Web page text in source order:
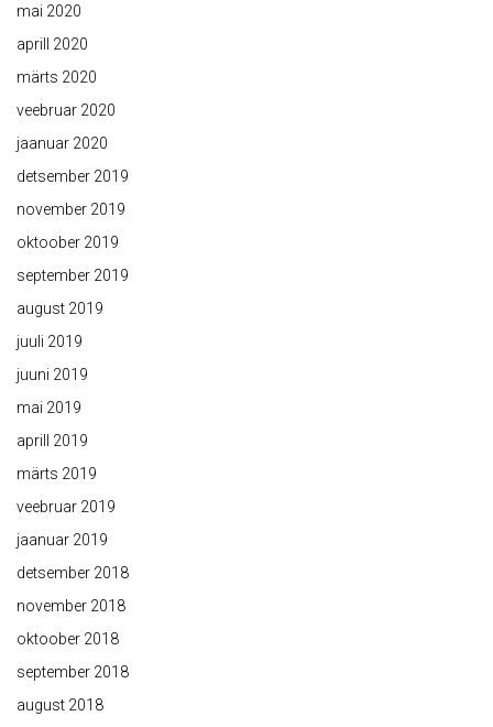
mai 2020
aprill 2020
märts 2020
veebruar 2020
jaanuar 2020
detsember 2019
november 2019
oktoober 2019
september 2019
august 2019
juuli 2019
juuni 2019
mai 2019
aprill 2019
märts 2019
veebruar 2019
jaanuar 2019
detsember 2018
november 2018
oktoober 2018
september 2018
august 2018